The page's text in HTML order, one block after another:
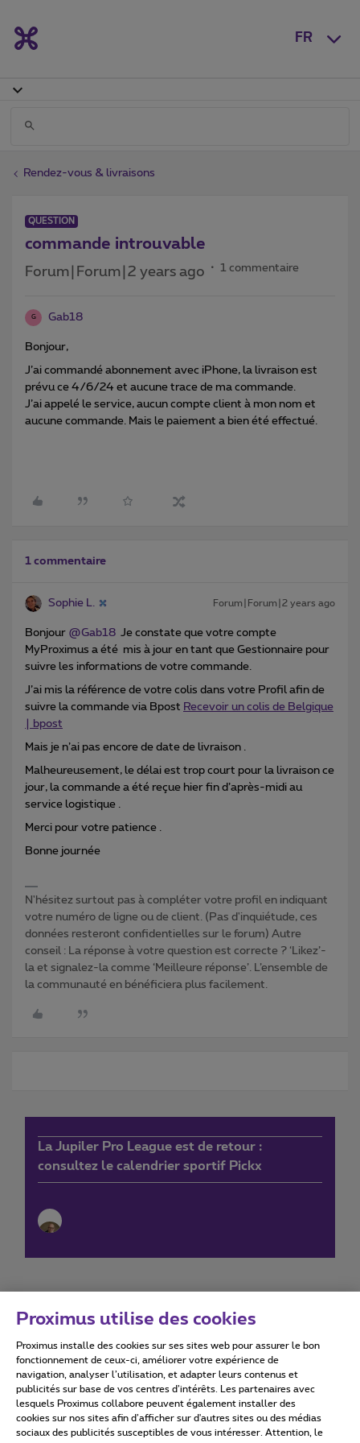
FR
Rendez-vous & livraisons
QUESTION
commande introuvable
Forum|Forum|2 years ago 1 commentaire
G Gab18
Bonjour,
J’ai commandé abonnement avec iPhone, la livraison est
prévu ce 4/6/24 et aucune trace de ma commande.
J’ai appelé le service, aucun compte client à mon nom et
aucune commande. Mais le paiement a bien été effectué.
1 commentaire
Sophie L. Forum|Forum|2 years ago
Bonjour @Gab18 Je constate que votre compte
MyProximus a été mis à jour en tant que Gestionnaire pour
suivre les informations de votre commande.
J’ai mis la référence de votre colis dans votre Profil afin de
suivre la commande via Bpost Recevoir un colis de Belgique
| bpost
Mais je n’ai pas encore de date de livraison .
Malheureusement, le délai est trop court pour la livraison ce
jour, la commande a été reçue hier fin d’après-midi au
service logistique .
Merci pour votre patience .
Bonne journée
N'hésitez surtout pas à compléter votre profil en indiquant
votre numéro de ligne ou de client. (Pas d'inquiétude, ces
données resteront confidentielles sur le forum) Autre
conseil : La réponse à votre question est correcte ? ‘Likez’-
la et signalez-la comme ‘Meilleure réponse’. L’ensemble de
la communauté en bénéficiera plus facilement.
La Jupiler Pro League est de retour :
consultez le calendrier sportif Pickx
Conditions d'utilisation Accessibility statement
Tous droits réservés. © 2026
Proximus utilise des cookies
Proximus installe des cookies sur ses sites web pour assurer le bon
fonctionnement de ceux-ci, améliorer votre expérience de
navigation, analyser l’utilisation, et adapter leurs contenus et
publicités sur base de vos centres d’intérêts. Les partenaires avec
lesquels Proximus collabore peuvent également installer des
cookies sur nos sites afin d’afficher sur d'autres sites ou des médias
sociaux des publicités susceptibles de vous intéresser. Attention, le